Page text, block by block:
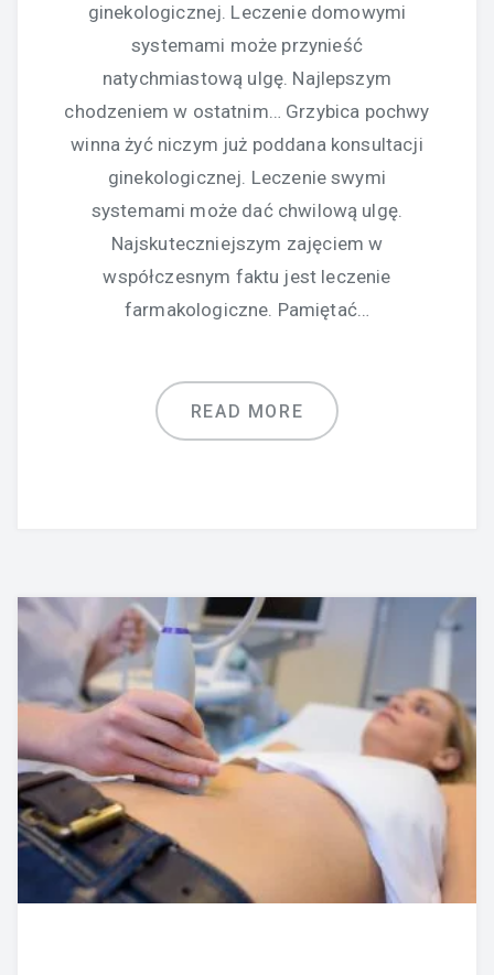
ginekologicznej. Leczenie domowymi
systemami może przynieść
natychmiastową ulgę. Najlepszym
chodzeniem w ostatnim… Grzybica pochwy
winna żyć niczym już poddana konsultacji
ginekologicznej. Leczenie swymi
systemami może dać chwilową ulgę.
Najskuteczniejszym zajęciem w
współczesnym faktu jest leczenie
farmakologiczne. Pamiętać…
READ MORE